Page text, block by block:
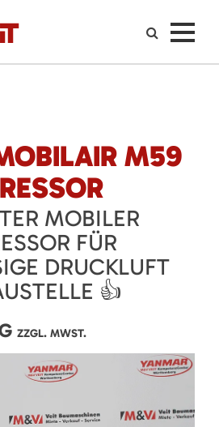
M59
MOBILER
FÜR
DRUCKLUFT
👍
ZZGL. MWST.